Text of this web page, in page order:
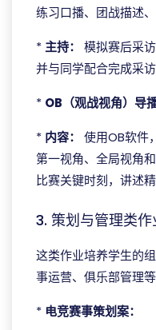
练习口播、团战描述
*主持：
模拟赛后采
并与同学配合完成采访
* OB（观战视角）导
* 内容：
使用OB软件
第一视角、全局视角
比赛关键时刻，讲述
3. 策划与管理类作
这类作业培养学生的
事运营、俱乐部管理等
* 电竞赛事策划案：